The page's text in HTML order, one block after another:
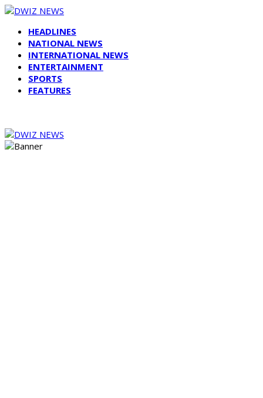
HEADLINES
NATIONAL NEWS
INTERNATIONAL NEWS
ENTERTAINMENT
SPORTS
FEATURES